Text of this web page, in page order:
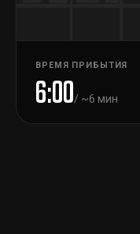
ВРЕМЯ ПРИБЫТИЯ
6:00/ ~6 мин